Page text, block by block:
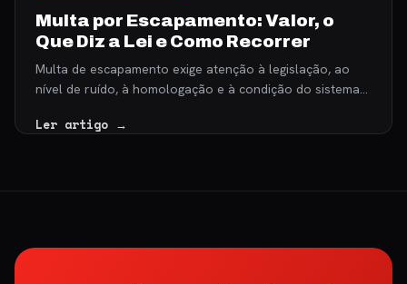
Multa por Escapamento: Valor, o
Que Diz a Lei e Como Recorrer
Multa de escapamento exige atenção à legislação, ao
nível de ruído, à homologação e à condição do sistema…
Ler artigo →